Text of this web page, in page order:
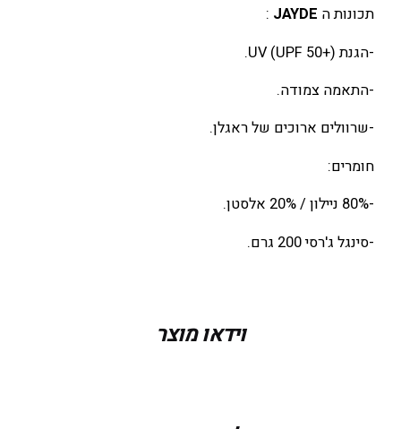
תכונות ה JAYDE
:
-הגנת UV (UPF 50+).
-התאמה צמודה.
-שרוולים ארוכים של ראגלן.
חומרים:
-80% ניילון / 20% אלסטן.
-סינגל ג'רסי 200 גרם.
Black
וידאו מוצר